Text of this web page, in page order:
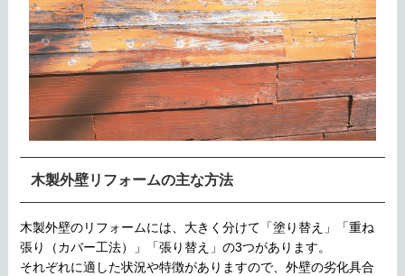
木製外壁リフォームの主な方法
木製外壁のリフォームには、大きく分けて「塗り替え」「重ね
張り（カバー工法）」「張り替え」の3つがあります。
それぞれに適した状況や特徴がありますので、外壁の劣化具合